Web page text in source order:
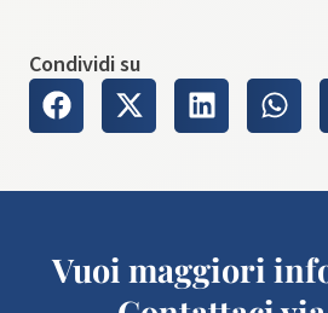
Condividi su
Vuoi maggiori